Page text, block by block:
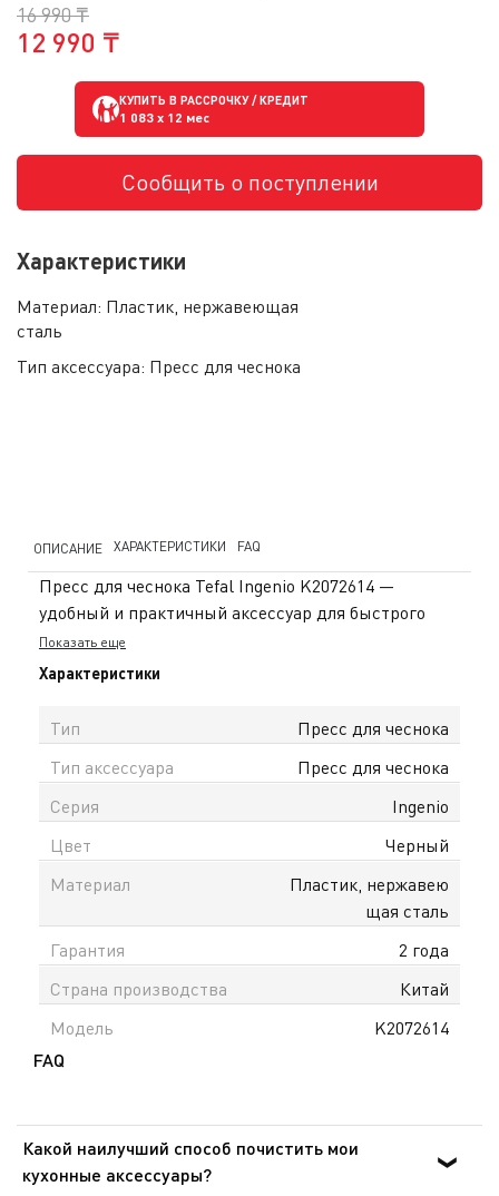
16 990 ₸
12 990 ₸
КУПИТЬ В РАССРОЧКУ / КРЕДИТ
1 083 x 12 мес
Сообщить о поступлении
Характеристики
Материал: Пластик, нержавеющая
сталь
Тип аксессуара: Пресс для чеснока
ОПИСАНИЕ ХАРАКТЕРИСТИКИ FAQ
Пресс для чеснока Tefal Ingenio K2072614 —
удобный и практичный аксессуар для быстрого
измельчения чеснока в повседневной готовке.
Корпус выполнен из прочного пластика и
долговечность и устойчивость к износу.
Эргономичные ручки удобно ложатся в руку и
позволяют легко выдавливать чеснок без лишних
усилий. Конструкция пресса эффективно
измельчает зубчики, делая процесс приготовления
быстрым и аккуратным. Аксессуар легко
очищается и подходит для мытья в посудомоечной
машине. Отверстие на ручке позволяет удобно
хранить пресс, экономя место на кухне.
Практичное решение для ежедневного
использования, сочетающее простоту, удобство и
официальная гарантия в Казахстане и доставка по
всему Казахстану.
Показать еще
Характеристики
Тип
Пресс для чеснока
Тип аксессуара
Пресс для чеснока
Серия
Ingenio
Цвет
Черный
Материал
Пластик, нержавею
щая сталь
Гарантия
2 года
Страна производства
Китай
Модель
K2072614
FAQ
Какой наилучший способ почистить мои
кухонные аксессуары?